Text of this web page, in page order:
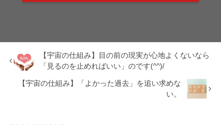
【宇宙の仕組み】目の前の現実が心地よくないなら
「見るのを止めればいい」のです(^^)/
【宇宙の仕組み】「よかった過去」を追い求めな
い。